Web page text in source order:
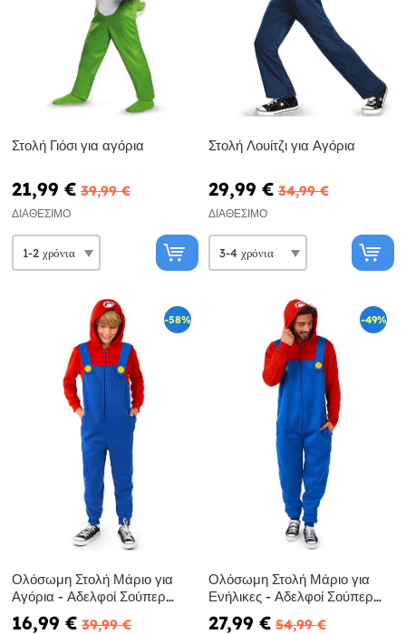
Στολή Γιόσι για αγόρια
21,99 € 39,99 €
ΔΙΑΘΈΣΙΜΟ
Στολή Λουίτζι για Αγόρια
29,99 € 34,99 €
ΔΙΑΘΈΣΙΜΟ
-58%
Ολόσωμη Στολή Μάριο για
Αγόρια - Αδελφοί Σούπερ
Μάριο
16,99 € 39,99 €
-49%
Ολόσωμη Στολή Μάριο για
Ενήλικες - Αδελφοί Σούπερ
Μάριο
27,99 € 54,99 €